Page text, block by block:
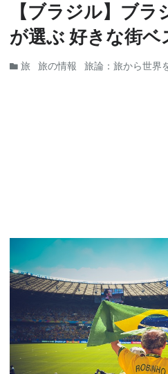
【ブラジル】ブ
が選ぶ 好きな街ベ
旅 旅の情報 旅論：旅から世界